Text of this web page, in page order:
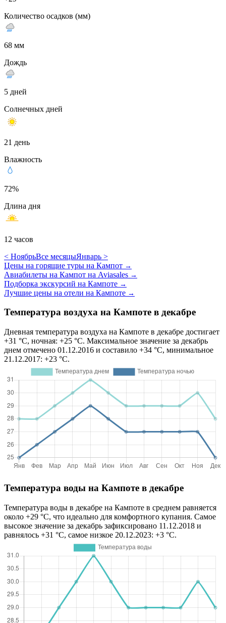
Количество осадков (мм)
68 мм
Дождь
5 дней
Солнечных дней
21 день
Влажность
72%
Длина дня
12 часов
< НоябрьВсе месяцыЯнварь >
Цены на горящие туры на Кампот →
Авиабилеты на Кампот на Aviasales →
Подборка экскурсий на Кампоте →
Лучшие цены на отели на Кампоте →
Температура воздуха на Кампоте в декабре
Дневная температура воздуха на Кампоте в декабре достигает
+31 °C, ночная: +25 °C. Максимальное значение за декабрь
днем отмечено 01.12.2016 и составило +34 °C, минимальное
21.12.2017: +23 °C.
Температура воды на Кампоте в декабре
Температура воды в декабре на Кампоте в среднем равняется
около +29 °C, что идеально для комфортного купания. Самое
высокое значение за декабрь зафиксировано 11.12.2018 и
равнялось +31 °C, самое низкое 20.12.2023: +3 °C.